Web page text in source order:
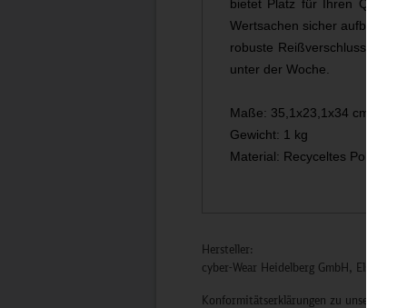
bietet Platz für Ihren
Wertsachen sicher
robuste Reißverschluss sorgt
unter der Woche.
Maße: 35,1x23,1x34 cm
Gewicht: 1 kg
Material: Recyceltes Polyester
Hersteller:
cyber-Wear Heidelberg GmbH, Elsa-
Konformitätserklärungen zu unseren